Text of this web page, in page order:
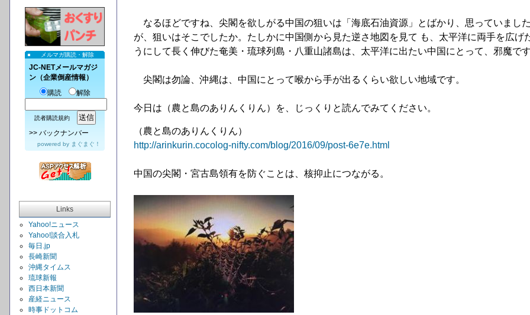
メルマガ購読・解除
JC-NETメールマガジ
ン（企業倒産情報）
購読
解除
読者購読規約
>> バックナンバー
powered by まぐまぐ！
Links
Yahoo!ニュース
Yahoo!談合入札
毎日.jp
長崎新聞
沖縄タイムス
琉球新報
西日本新聞
産経ニュース
時事ドットコム
なるほどですね、尖閣を欲しがる中国の狙いは「海底石油資源」とばかり、思っていまし
が、狙いはそこでしたか。たしかに中国側から見た逆さ地図を見て も、太平洋に両手を広げ
うにして長く伸びた奄美・琉球列島・八重山諸島は、太平洋に出たい中国にとって、邪魔で
尖閣は勿論、沖縄は、中国にとって喉から手が出るくらい欲しい地域です。
今日は（農と島のありんくりん）を、じっくりと読んでみてください。
（農と島のありんくりん）
http://arinkurin.cocolog-nifty.com/blog/2016/09/post-6e7e.html
中国の尖閣・宮古島領有を防ぐことは、核抑止につながる。